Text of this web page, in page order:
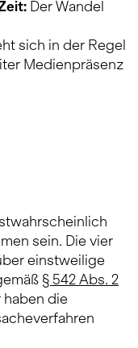
Der Wandel
sich in der Regel
Medienpräsenz
sein. Die vier
einstweilige
§ 542 Abs. 2
die